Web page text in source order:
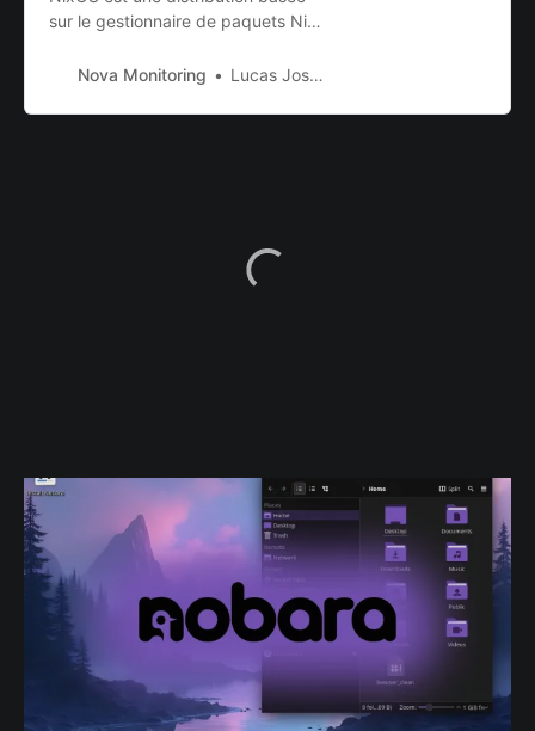
sur le gestionnaire de paquets Nix
fait à partir d’un fichier. Nous
gérer son système de manière
Nova Monitoring Lucas Joseph